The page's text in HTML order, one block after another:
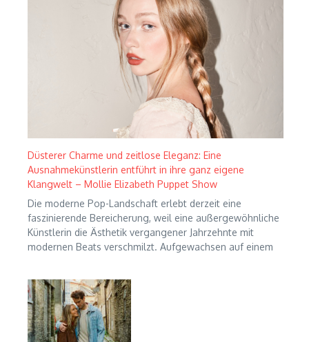
Düsterer Charme und zeitlose Eleganz: Eine
Ausnahmekünstlerin entführt in ihre ganz eigene
Klangwelt – Mollie Elizabeth Puppet Show
Die moderne Pop-Landschaft erlebt derzeit eine
faszinierende Bereicherung, weil eine außergewöhnliche
Künstlerin die Ästhetik vergangener Jahrzehnte mit
modernen Beats verschmilzt. Aufgewachsen auf einem